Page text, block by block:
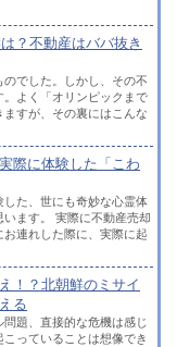
？不動産はババ抜き
でした。しかし、その不
よく「オリンピックまで
すが、その裏にはこんな
際に体験した「こわ
た、世にも奇妙な心霊体
ます。 実際に不動産売却
連れした際に、実際に起
！？北朝鮮のミサイ
る
題、直接的な危機は感じ
っていることは想像でき